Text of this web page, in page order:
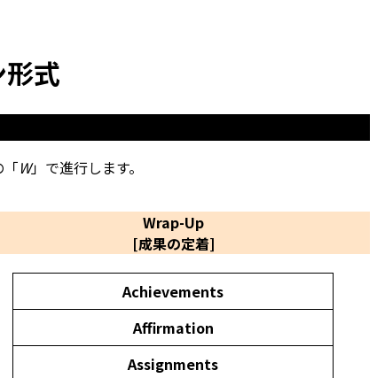
式
W」で進行します。
Wrap-Up
[成果の定着]
Achievements
Affirmation
Assignments